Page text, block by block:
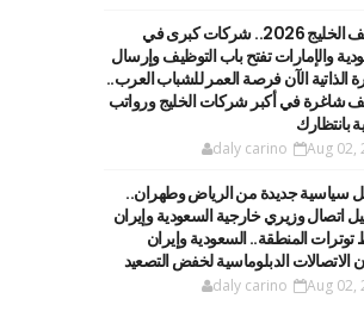
وظائف الخليج 2026.. شركات كبرى في
والإمارات تفتح باب التوظيف وإرسال
الذاتية الآن فرصة العمر للشباب العرب..
شاغرة في أكبر شركات الخليج ورواتب
بانتظارك
daly carino Aug 02,
سياسية جديدة من الرياض وطهران..
اتصال وزيري خارجية السعودية وإيران
المنطقة.. السعودية وإيران
الاتصالات الدبلوماسية لخفض التصعيد
daly carino Aug 02,